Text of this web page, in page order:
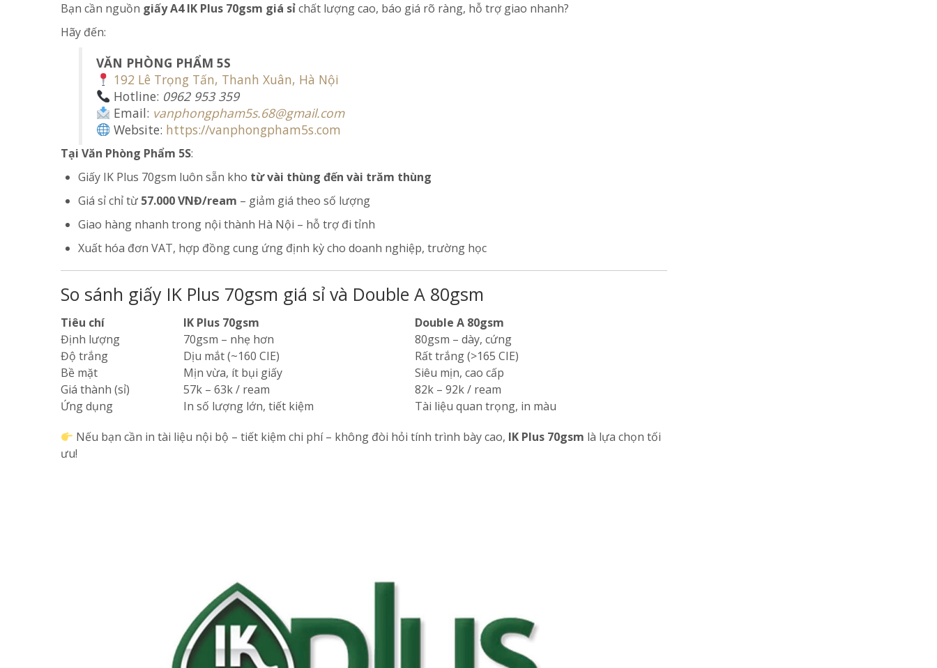
Bạn cần nguồn giấy A4 IK Plus 70gsm giá sỉchất lượng cao, báo giá rõ ràng, hỗ trợ giao nhanh?
Hãy đến:
VĂN PHÒNG PHẨM 5S
192 Lê Trọng Tấn, Thanh Xuân, Hà Nội
Hotline: 0962 953 359
Email: vanphongpham5s.68@gmail.com
Website: https://vanphongpham5s.com
Tại Văn Phòng Phẩm 5S:
Giấy IK Plus 70gsm luôn sẵn kho từ vài thùng đến vài trăm thùng
Giá sỉ chỉ từ 57.000 VNĐ/ream – giảm giá theo số lượng
Giao hàng nhanh trong nội thành Hà Nội – hỗ trợ đi tỉnh
Xuất hóa đơn VAT, hợp đồng cung ứng định kỳ cho doanh nghiệp, trường học
So sánh giấy IK Plus 70gsm giá sỉ và Double A 80gsm
Tiêu chí IK Plus 70gsm
Double A 80gsm
Định lượng
70gsm – nhẹ hơn
80gsm – dày, cứng
Độ trắng
Dịu mắt (~160 CIE)
Rất trắng (>165 CIE)
Bề mặt
Mịn vừa, ít bụi giấy
Siêu mịn, cao cấp
Giá thành (sỉ)
57k – 63k / ream
82k – 92k / ream
Ứng dụng
In số lượng lớn, tiết kiệm
Tài liệu quan trọng, in màu
Nếu bạn cần in tài liệu nội bộ – tiết kiệm chi phí – không đòi hỏi tính trình bày cao, IK Plus 70gsm là lựa chọn tối
ưu!